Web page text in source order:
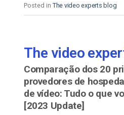
Posted in The video experts blog
The video
Comparação dos 20
provedores de
de vídeo: Tudo o que
[2023 Update]